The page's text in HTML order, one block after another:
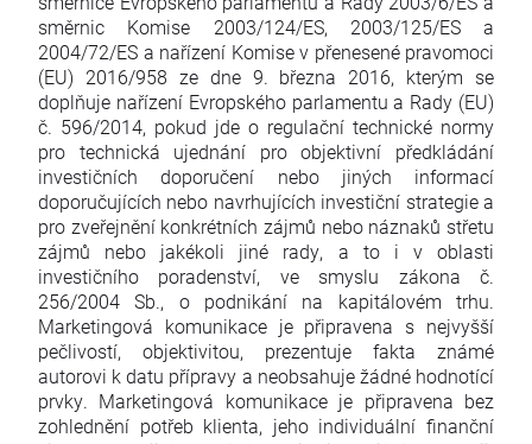
směrnic Komise 2003/124/ES, 2003/125/ES a
2004/72/ES a nařízení Komise v přenesené pravomoci
(EU) 2016/958 ze dne 9. března 2016, kterým se
doplňuje nařízení Evropského parlamentu a Rady (EU)
č. 596/2014, pokud jde o regulační technické normy
pro technická ujednání pro objektivní předkládání
investičních doporučení nebo jiných informací
doporučujících nebo navrhujících investiční strategie a
pro zveřejnění konkrétních zájmů nebo náznaků střetu
zájmů nebo jakékoli jiné rady, a to i v oblasti
investičního poradenství, ve smyslu zákona č.
256/2004 Sb., o podnikání na kapitálovém trhu.
Marketingová komunikace je připravena s nejvyšší
pečlivostí, objektivitou, prezentuje fakta známé
autorovi k datu přípravy a neobsahuje žádné hodnotící
prvky. Marketingová komunikace je připravena bez
zohlednění potřeb klienta, jeho individuální finanční